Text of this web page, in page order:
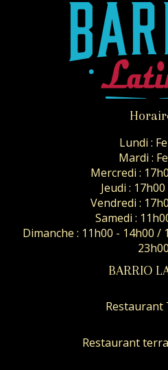
Lundi :
Mardi :
Mercredi :
Jeudi :
Vendredi :
Samedi :
Dimanche : 11h00 - 14h00 /
23h00
BARRIO
Restaurant
Restaurant